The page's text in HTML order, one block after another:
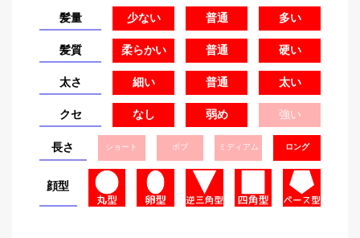
髪量 少ない 普通 多い
髪質 柔らかい 普通 硬い
太さ 細い 普通 太い
クセ なし 弱め 強い
長さ ショート ボブ ミディアム ロング
顔型